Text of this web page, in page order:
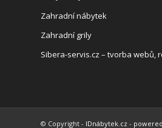
Zahradní nábytek
Zahradní grily
Sibera-servis.cz – tvorba webů,
© Copyright - IDnábytek.cz -